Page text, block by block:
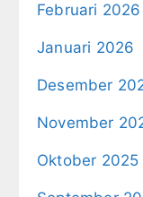
Februari 2026
Januari 2026
Desember
November
Oktober 2025